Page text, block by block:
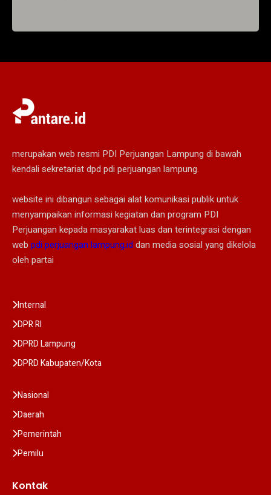
merupakan web resmi PDI Perjuangan Lampung di bawah
kendali sekretariat dpd pdi perjuangan lampung.
website ini dibangun sebagai alat komunikasi publik untuk
menyampaikan informasi kegiatan dan program PDI
Perjuangan kepada masyarakat luas dan terintegrasi dengan
web pdi perjuangan lampung.id dan media sosial yang dikelola
oleh partai
Internal
DPR RI
DPRD Lampung
DPRD Kabupaten/Kota
Nasional
Daerah
Pemerintah
Pemilu
Kontak